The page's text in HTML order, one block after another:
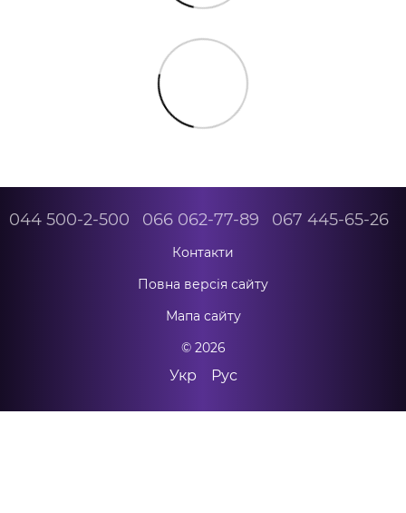
044 500-2-500 066 062-77-89 067 445-65-26
Контакти
Повна версія сайту
Мапа сайту
© 2026
Укр Рус